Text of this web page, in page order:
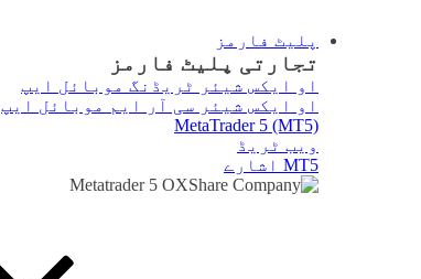
پلیٹ فارمز
تجارتی پلیٹ فارمز
او ایکس شیئر ٹریڈنگ موبائل ایپ
او ایکس شیئر سی آر ایم موبائل ایپ
MetaTrader 5 (MT5)
ویب ٹریڈ
MT5 اشارے